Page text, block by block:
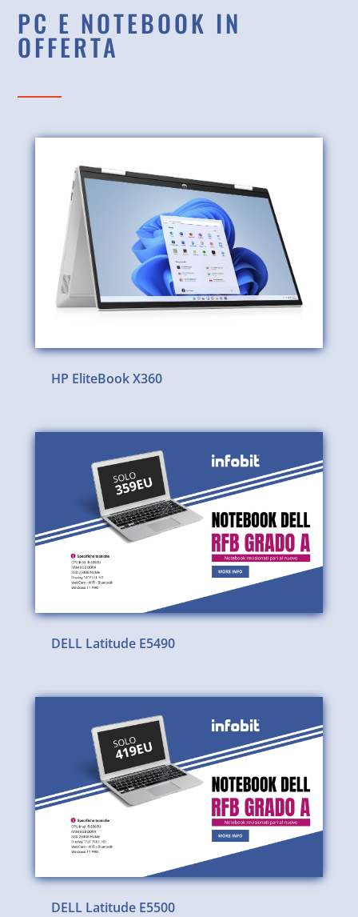
PC E NOTEBOOK IN
OFFERTA
HP EliteBook X360
DELL Latitude E5490
DELL Latitude E5500